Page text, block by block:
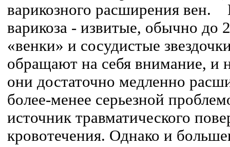
варикозного расширения вен.
варикоза - извитые, обычно до
«венки» и сосудистые
обращают на себя внимание, и
они достаточно медленно
более-менее серьезной
источник травматического
кровотечения. Однако и